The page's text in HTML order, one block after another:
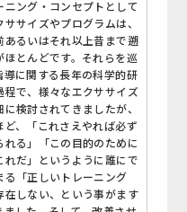
ニング・コンセプトとして
サイズやプログラムは、
あるいはそれ以上昔まで遡
ほとんどです。それらを巡
導に関する長年の科学的研
程で、様々なエクササイズ
検討されてきましたが、
ど、「これさえやれば必ず
れる」「この目的のために
れだ」というように誰にで
る「正しいトレーニング
在しない、という事がます